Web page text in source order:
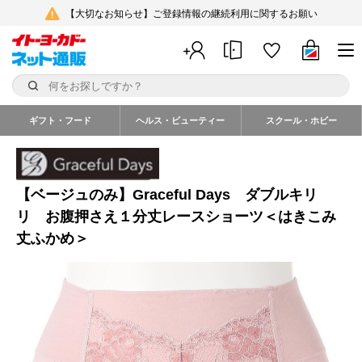
【大切なお知らせ】ご登録情報の継続利用に関するお願い
ギフト・フード ヘルス・ビューティー スクール・ホビー
【ベージュのみ】Graceful Days ダブルキリ
リ お腹押さえ１分丈レースショーツ＜はきこみ
丈ふかめ＞